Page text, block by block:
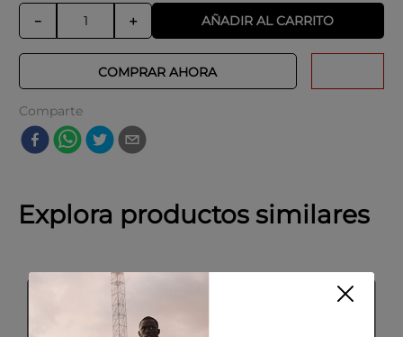
＋
－ AÑADIR AL CARRITO
COMPRAR AHORA
Comparte
Explora productos similares